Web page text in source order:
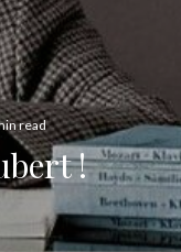
read
!